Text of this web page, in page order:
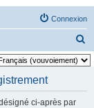
Connexion
e
ci-après par